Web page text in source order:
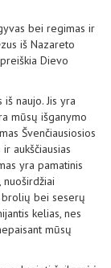
bei regimas ir
iš Nazareto
Dievo
naujo. Jis yra
mūsų išganymo
Švenčiausiosios
aukščiausias
yra pamatinis
nuoširdžiai
brolių bei seserų
kelias, nes
mūsų